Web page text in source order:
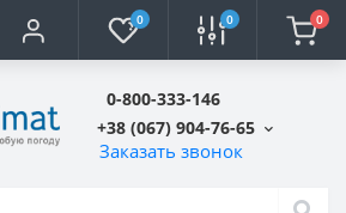
0 0 0
0-800-333-146
+38 (067) 904-76-65
Заказать звонок